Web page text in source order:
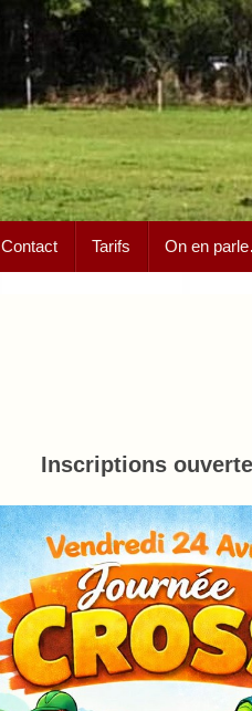
Contact Tarifs On en
Inscriptions